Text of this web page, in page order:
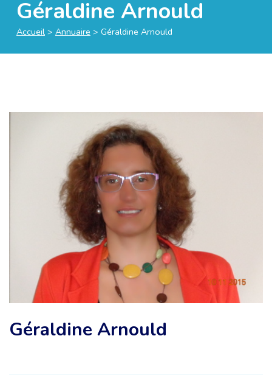
Géraldine Arnould
Accueil > Annuaire > Géraldine Arnould
Géraldine Arnould